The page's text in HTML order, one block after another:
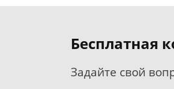
Бесплатная
Задайте свой